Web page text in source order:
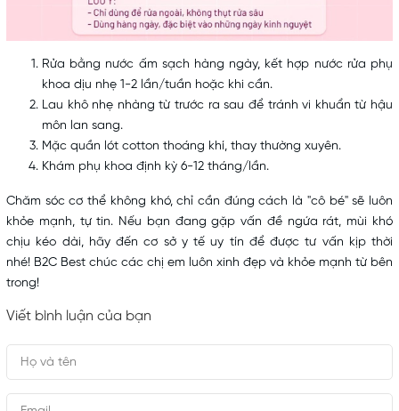
Rửa bằng nước ấm sạch hàng ngày, kết hợp nước rửa phụ
khoa dịu nhẹ 1-2 lần/tuần hoặc khi cần.
Lau khô nhẹ nhàng từ trước ra sau để tránh vi khuẩn từ hậu
môn lan sang.
Mặc quần lót cotton thoáng khí, thay thường xuyên.
Khám phụ khoa định kỳ 6-12 tháng/lần.
Chăm sóc cơ thể không khó, chỉ cần đúng cách là "cô bé" sẽ luôn
khỏe mạnh, tự tin. Nếu bạn đang gặp vấn đề ngứa rát, mùi khó
chịu kéo dài, hãy đến cơ sở y tế uy tín để được tư vấn kịp thời
nhé! B2C Best chúc các chị em luôn xinh đẹp và khỏe mạnh từ bên
trong!
Viết bình luận của bạn